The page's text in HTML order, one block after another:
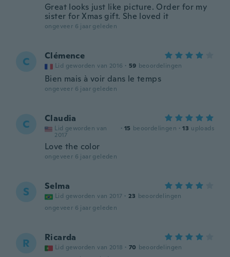
Great looks just like picture. Order for my
sister for Xmas gift. She loved it
ongeveer 6 jaar geleden
C Clémence
Lid geworden van 2016 · 59 beoordelingen
Bien mais à voir dans le temps
ongeveer 6 jaar geleden
C Claudia
Lid geworden van
2017
· 15 beoordelingen · 13 uploads
Love the color
ongeveer 6 jaar geleden
S Selma
Lid geworden van 2017 · 23 beoordelingen
ongeveer 6 jaar geleden
R Ricarda
Lid geworden van 2018 · 70 beoordelingen